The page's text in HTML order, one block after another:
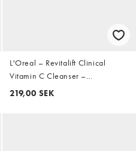
L'Oreal – Revitalift Clinical
Vitamin C Cleanser –
Ansiktsrengöring med vitamin C
219,00 SEK